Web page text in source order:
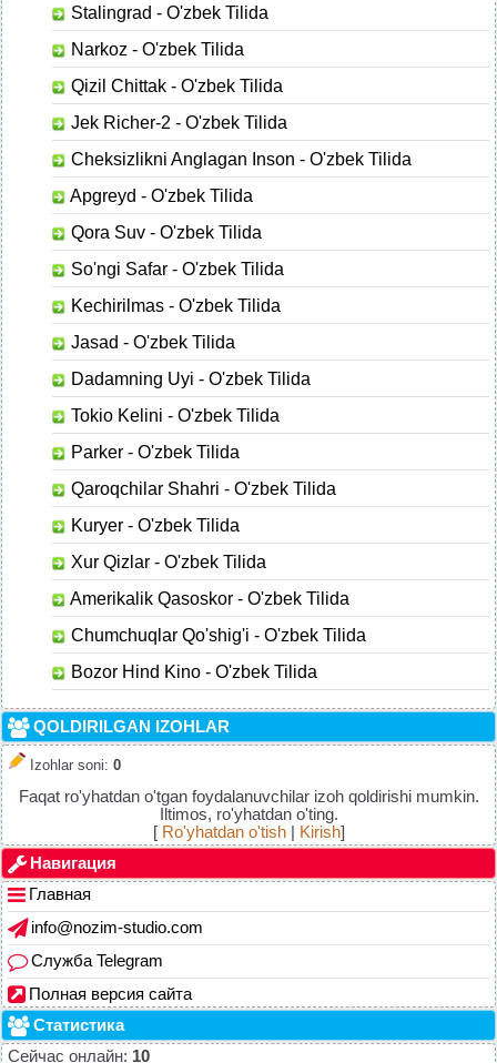
Stalingrad - O'zbek Tilida
Narkoz - O'zbek Tilida
Qizil Chittak - O'zbek Tilida
Jek Richer-2 - O'zbek Tilida
Cheksizlikni Anglagan Inson - O'zbek Tilida
Apgreyd - O'zbek Tilida
Qora Suv - O'zbek Tilida
So'ngi Safar - O'zbek Tilida
Kechirilmas - O'zbek Tilida
Jasad - O'zbek Tilida
Dadamning Uyi - O'zbek Tilida
Tokio Kelini - O'zbek Tilida
Parker - O'zbek Tilida
Qaroqchilar Shahri - O'zbek Tilida
Kuryer - O'zbek Tilida
Xur Qizlar - O'zbek Tilida
Amerikalik Qasoskor - O'zbek Tilida
Chumchuqlar Qo'shig'i - O'zbek Tilida
Bozor Hind Kino - O'zbek Tilida
QOLDIRILGAN IZOHLAR
Izohlar soni: 0
Faqat ro'yhatdan o'tgan foydalanuvchilar izoh qoldirishi mumkin.
Iltimos, ro'yhatdan o'ting.
[ Ro'yhatdan o'tish| Kirish]
Навигация
Главная
info@nozim-studio.com
Служба Telegram
Полная версия сайта
Статистика
Сейчас онлайн: 10